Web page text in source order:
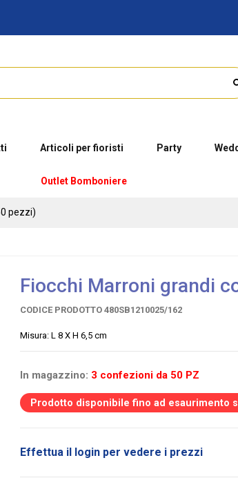
Articoli per fioristi Party
Outlet Bomboniere
pezzi)
Fiocchi Marroni grandi
CODICE PRODOTTO 480SB1210025/162
Misura: L 8 X H 6,5 cm
In magazzino: 3 confezioni da 50 PZ
Prodotto disponibile fino ad esaurimento
Effettua il login per vedere i prezzi